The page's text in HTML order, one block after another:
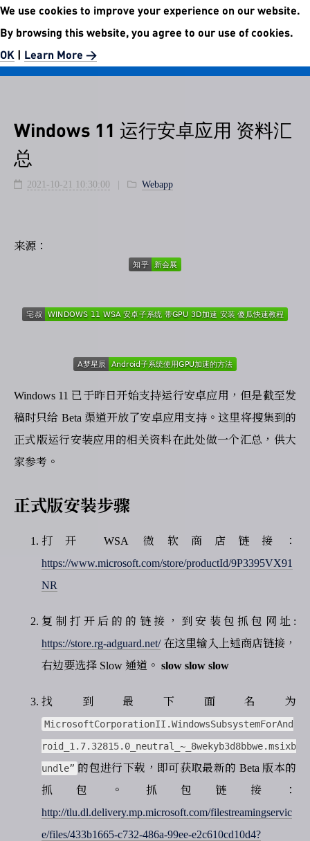
We use cookies to improve your experience on our website.
By browsing this website, you agree to our use of cookies.
OK
Learn More >
No.5972 Publishment Website
Windows 11 运行安卓应用 资料汇
总
2021-10-21 10:30:00 Webapp
来源：
Windows 11 已于昨日开始支持运行安卓应用，但是截至发
稿时只给 Beta 渠道开放了安卓应用支持。这里将搜集到的
正式版运行安装应用的相关资料在此处做一个汇总，供大
家参考。
正式版安装步骤
打开 WSA 微软商店链接：
https://www.microsoft.com/store/productId/9P3395VX91
NR
复制打开后的的链接，到安装包抓包网址:
https://store.rg-adguard.net/在这里输入上述商店链接，
右边要选择 Slow 通道。 slow slow slow
找到最下面名为
MicrosoftCorporationII.WindowsSubsystemForAnd
roid_1.7.32815.0_neutral_~_8wekyb3d8bbwe.msixb
undle” 的包进行下载，即可获取最新的 Beta 版本的
抓包。抓包链接：
http://tlu.dl.delivery.mp.microsoft.com/filestreamingservic
e/files/433b1665-c732-486a-99ee-e2c610cd10d4?